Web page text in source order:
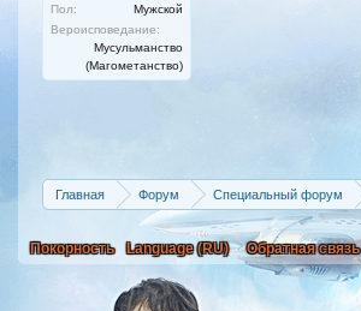
Пол:
Мужской
Вероисповедание:
Мусульманство
(Магометанство)
Главная Форум Специальный форум
Покорность Language (RU) Обратная связь